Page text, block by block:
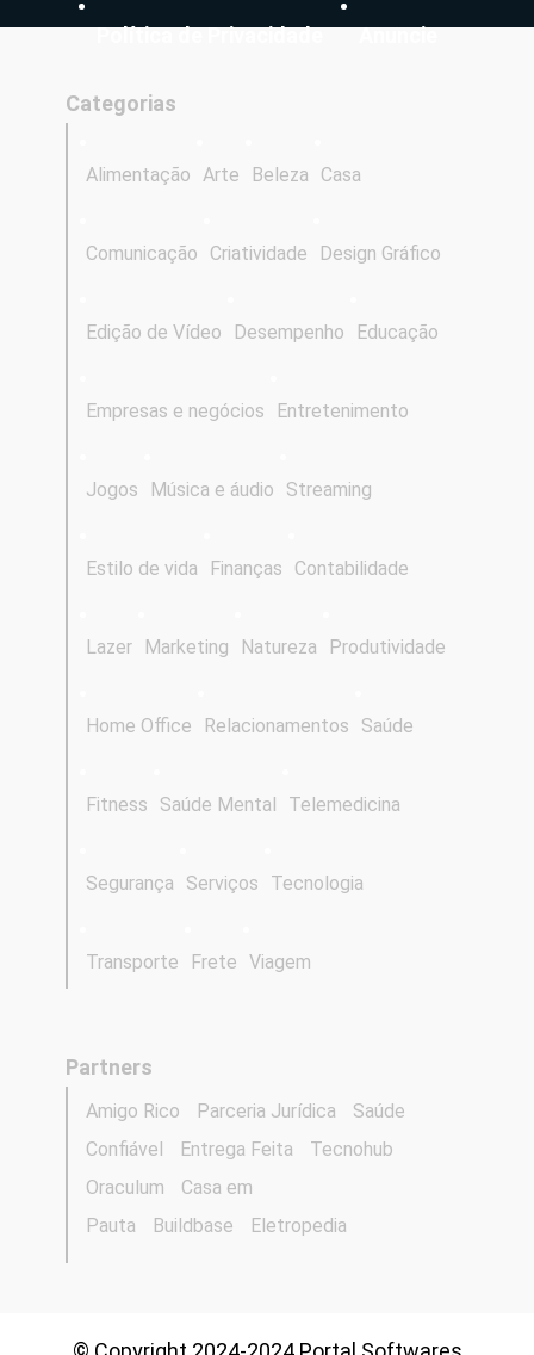
Política de Privacidade Anuncie
Categorias
Alimentação Arte Beleza Casa
Comunicação Criatividade Design Gráfico
Edição de Vídeo Desempenho Educação
Empresas e negócios Entretenimento
Jogos Música e áudio Streaming
Estilo de vida Finanças Contabilidade
Lazer Marketing Natureza Produtividade
Home Office Relacionamentos Saúde
Fitness Saúde Mental Telemedicina
Segurança Serviços Tecnologia
Transporte Frete Viagem
Partners
Amigo Rico Parceria Jurídica
Saúde
Confiável
Entrega Feita
Tecnohub
Oraculum
Casa em
Pauta
Buildbase Eletropedia